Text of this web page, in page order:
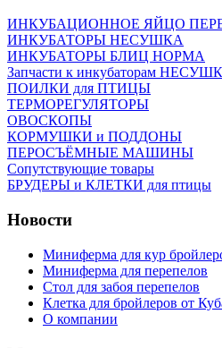
ИНКУБАЦИОННОЕ ЯЙЦО
ИНКУБАТОРЫ НЕСУШКА
ИНКУБАТОРЫ БЛИЦ НОРМА
Запчасти к инкубаторам
ПОИЛКИ для ПТИЦЫ
ТЕРМОРЕГУЛЯТОРЫ
ОВОСКОПЫ
КОРМУШКИ и ПОДДОНЫ
ПЕРОСЪЁМНЫЕ МАШИНЫ
Сопутствующие товары
БРУДЕРЫ и КЛЕТКИ для птицы
Новости
Миниферма для кур
Миниферма для перепелов
Стол для забоя перепелов
Клетка для бройлеров от
О компании